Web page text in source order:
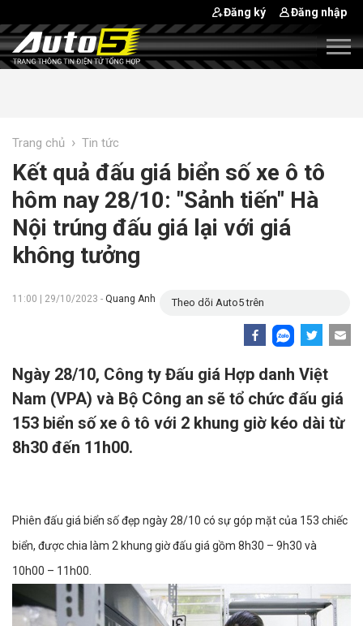
Đăng ký Đăng nhập
Trang chủ › Tin tức
Kết quả đấu giá biển số xe ô tô
hôm nay 28/10: "Sảnh tiến" Hà
Nội trúng đấu giá lại với giá
không tưởng
11:00 | 29/10/2023 - Quang Anh Theo dõi Auto5 trên
Ngày 28/10, Công ty Đấu giá Hợp danh Việt
Nam (VPA) và Bộ Công an sẽ tổ chức đấu giá
153 biển số xe ô tô với 2 khung giờ kéo dài từ
8h30 đến 11h00.
Phiên đấu giá biển số đẹp ngày 28/10 có sự góp mặt của 153 chiếc
biển, được chia làm 2 khung giờ đấu giá gồm 8h30 – 9h30 và
10h00 – 11h00.